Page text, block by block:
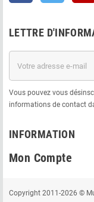
LETTRE
Vous pouvez vous
informations de contact
INFORMATION
Mon Compte
Copyright 2011-2026 ©